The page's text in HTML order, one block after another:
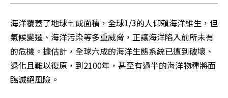
海洋覆蓋了地球七成面積，全球1/3的人仰賴海洋維生，但
氣候變遷、海洋污染等多重威脅，正讓海洋陷入前所未有
的危機。據估計，全球六成的海洋生態系統已遭到破壞、
退化且難以復原，到2100年，甚至有過半的海洋物種將面
臨滅絕風險。